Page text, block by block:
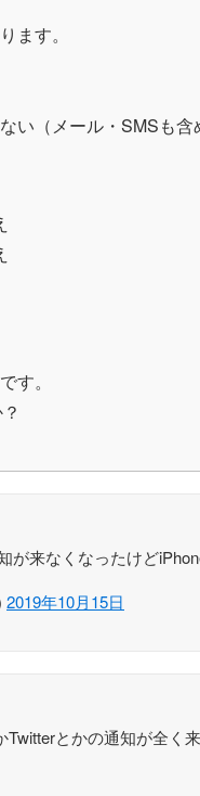
ます。
い（メール・SMSも含
す。
が来なくなったけど
2019年10月15日
Twitterとかの通知が全